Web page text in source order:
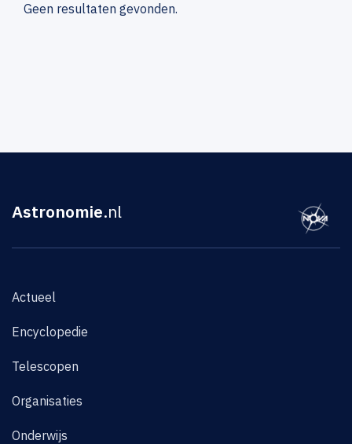
Geen resultaten gevonden.
Astronomie.nl
Actueel
Encyclopedie
Telescopen
Organisaties
Onderwijs